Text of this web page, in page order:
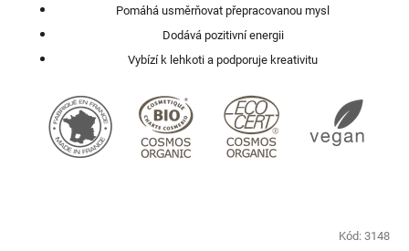
Pomáhá usměrňovat přepracovanou mysl
Dodává pozitivní energii
Vybízí k lehkoti a podporuje kreativitu
Kód: 3148